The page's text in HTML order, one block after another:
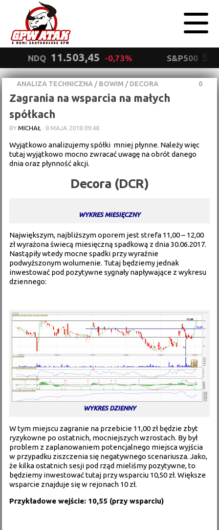
NDQ 11.503,45 -0,73% S&P500
ANALIZA TECHNICZNA / BOWIM / DECORA 0
Zagrania na wsparcia na małych
spółkach
BYMICHAŁ · 8 MAJA 2018 09:48
Wyjątkowo analizujemy spółki mniej płynne. Należy więc
tutaj wyjątkowo mocno zwracać uwagę na obrót danego
dnia oraz płynność akcji.
Decora (DCR)
WYKRES MIESIĘCZNY
Największym, najbliższym oporem jest strefa 11,00 – 12,00
zł wyrażona świecą miesięczną spadkową z dnia 30.06.2017.
Nastąpiły wtedy mocne spadki przy wyraźnie
podwyższonym wolumenie. Tutaj będziemy jednak
inwestować pod pozytywne sygnały napływające z wykresu
dziennego:
WYKRES DZIENNY
W tym miejscu zagranie na przebicie 11,00 zł będzie zbyt
ryzykowne po ostatnich, mocniejszych wzrostach. By był
problem z zaplanowaniem potencjalnego miejsca wyjścia
w przypadku ziszczenia się negatywnego scenariusza. Jako,
że kilka ostatnich sesji pod rząd mieliśmy pozytywne, to
będziemy inwestować tutaj przy wsparciu 10,50 zł. Większe
wsparcie znajduje się w rejonach 10 zł.
Przykładowe wejście: 10,55 (przy wsparciu)
Polityka
prywatności
Wyrażam zgodę.